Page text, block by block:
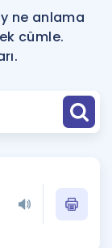
ne anlama
cümle.